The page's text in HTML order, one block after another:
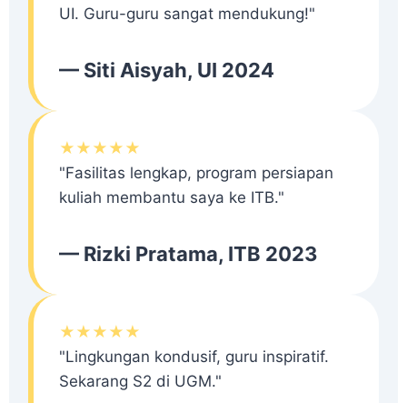
UI. Guru-guru sangat mendukung!"
— Siti Aisyah, UI 2024
★★★★★
"Fasilitas lengkap, program persiapan
kuliah membantu saya ke ITB."
— Rizki Pratama, ITB 2023
★★★★★
"Lingkungan kondusif, guru inspiratif.
Sekarang S2 di UGM."